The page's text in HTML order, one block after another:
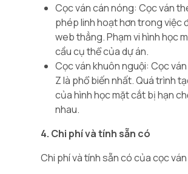
Cọc ván cán nóng: Cọc ván
phép linh hoạt hơn trong việc
web thẳng. Phạm vi hình học
cầu cụ thể của dự án.
Cọc ván khuôn nguội: Cọc
Z là phổ biến nhất. Quá trình
của hình học mặt cắt bị hạn
nhau.
4. Chi phí và tính sẵn có
Chi phí và tính sẵn có của cọc